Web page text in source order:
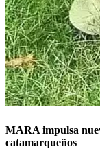
MARA impulsa
catamarqueños